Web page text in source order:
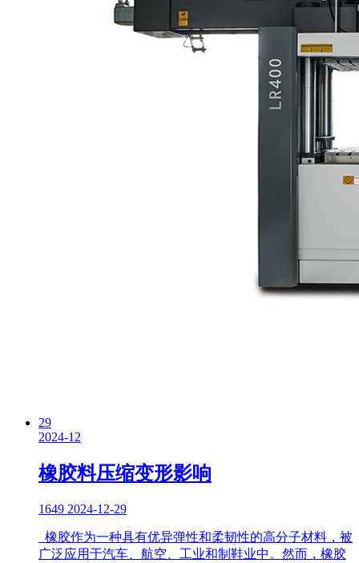
29
2024-12
橡胶料压缩变形影响
1649 2024-12-29
橡胶作为一种具有优异弹性和柔韧性的高分子材料，被
广泛应用于汽车、航空、工业和制鞋业中。然而，橡胶